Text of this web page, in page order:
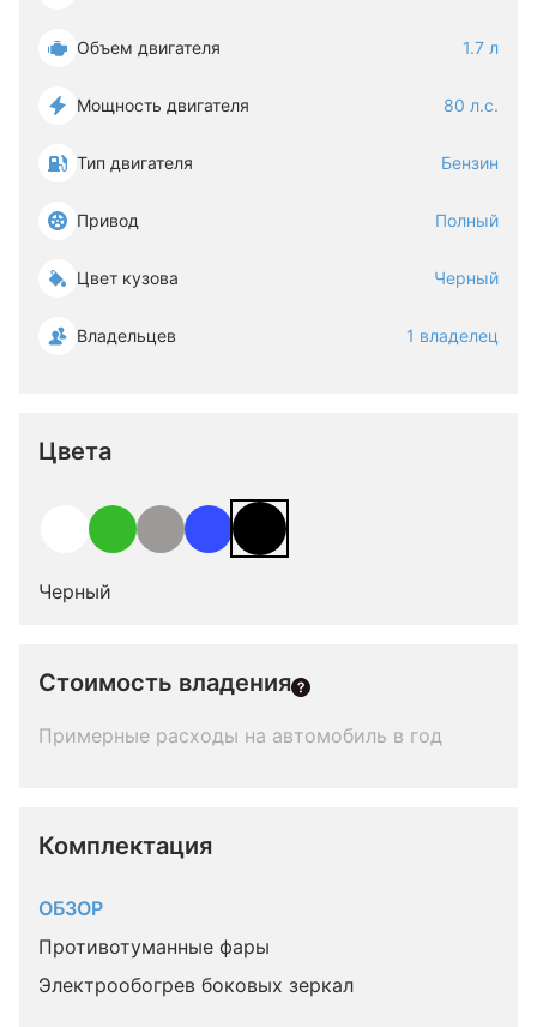
Объем двигателя 1.7 л
Мощность двигателя 80 л.с.
Тип двигателя Бензин
Привод Полный
Цвет кузова Черный
Владельцев 1 владелец
Цвета
Черный
Стоимость владения
Примерные расходы на автомобиль в год
Комплектация
ОБЗОР
Противотуманные фары
Электрообогрев боковых зеркал